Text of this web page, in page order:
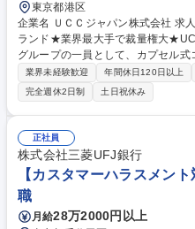
東京都港区
企業名 ＵＣＣジャパン株式会社 求人名 【東京/EC運営】全米でも人気ブ
ランド★業界最大手で裁量権大★UCCグループ 仕事の
グループの一員として、カプセル
グ」を展開する成長企業です。「
ンドランキング上位に位置付けられる国民
ル(楽天・Amazon)、業務用ECモー
して、販売戦略立案～実行、予実
す。 【詳細】■ECモール全体の戦
オーガニック流入増を目的としたク
率向上を目的としたページ改善 ■セ
業務、数値管理 等 募集職種 【東京/EC運営】全米でも人気ブランド★業
界最大手で裁量権大★UCCグループ
業界未経験歓迎 年間休日120日以上
完全週休2日制
土日祝休み
正社員
株式会社三菱UFJ銀行
【カスタマーハラスメン
職
月給28万2000円以上